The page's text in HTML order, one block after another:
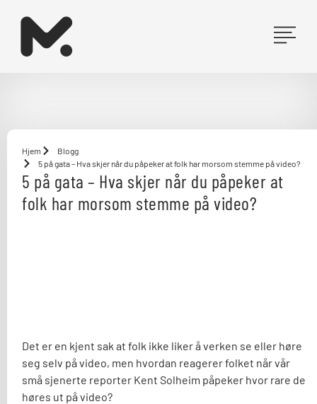
innholdet
Hjem
Blogg
5 på gata – Hva skjer når du påpeker at folk har morsom stemme på video?
5 på gata – Hva skjer når du påpeker at
folk har morsom stemme på video?
Det er en kjent sak at folk ikke liker å verken se eller høre
seg selv på video, men hvordan reagerer folket når vår
små sjenerte reporter Kent Solheim påpeker hvor rare de
høres ut på video?